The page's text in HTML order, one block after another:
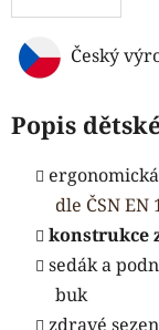
Český
Popis
dle ČSN EN
konstrukce
sedák a
buk
zdravé